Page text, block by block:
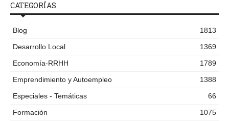
CATEGORÍAS
Blog
1813
Desarrollo Local
1369
Economía-RRHH
1789
Emprendimiento y Autoempleo
1388
Especiales - Temáticas
66
Formación
1075